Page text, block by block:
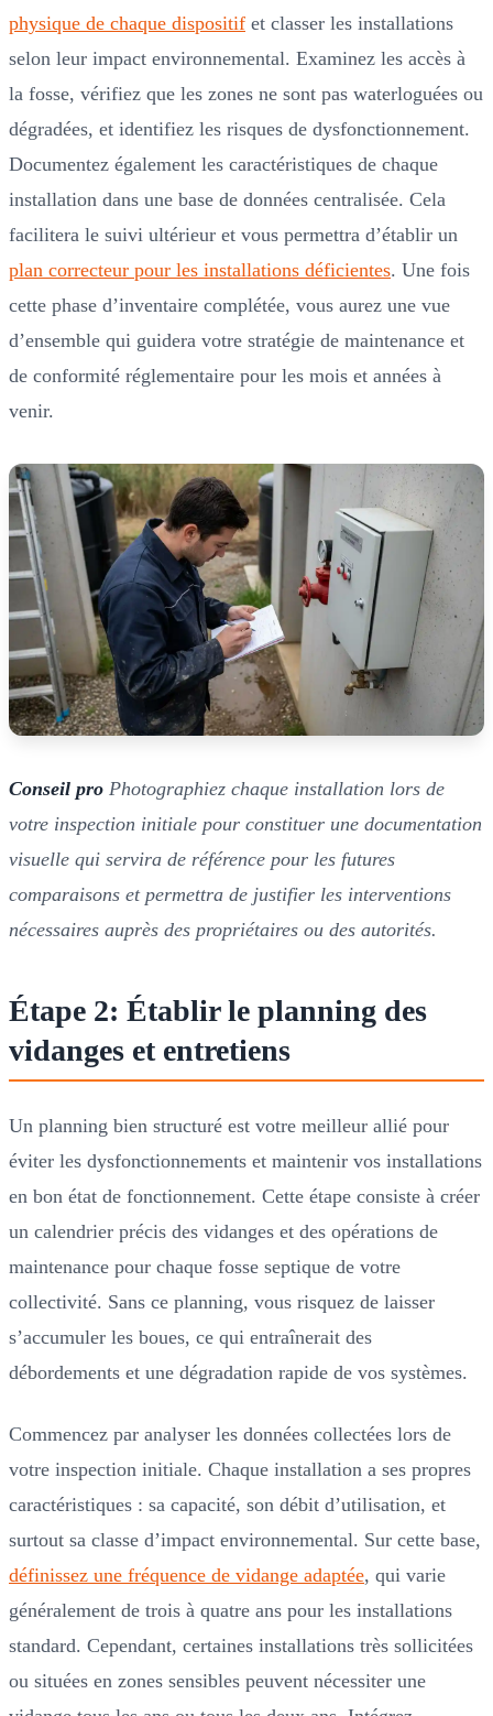
physique de chaque dispositif et classer les installations
selon leur impact environnemental. Examinez les accès à
la fosse, vérifiez que les zones ne sont pas waterloguées ou
dégradées, et identifiez les risques de dysfonctionnement.
Documentez également les caractéristiques de chaque
installation dans une base de données centralisée. Cela
facilitera le suivi ultérieur et vous permettra d’établir un
plan correcteur pour les installations déficientes. Une fois
cette phase d’inventaire complétée, vous aurez une vue
d’ensemble qui guidera votre stratégie de maintenance et
de conformité réglementaire pour les mois et années à
venir.
Conseil pro Photographiez chaque installation lors de
votre inspection initiale pour constituer une documentation
visuelle qui servira de référence pour les futures
comparaisons et permettra de justifier les interventions
nécessaires auprès des propriétaires ou des autorités.
Étape 2: Établir le planning des
vidanges et entretiens
Un planning bien structuré est votre meilleur allié pour
éviter les dysfonctionnements et maintenir vos installations
en bon état de fonctionnement. Cette étape consiste à créer
un calendrier précis des vidanges et des opérations de
maintenance pour chaque fosse septique de votre
collectivité. Sans ce planning, vous risquez de laisser
s’accumuler les boues, ce qui entraînerait des
débordements et une dégradation rapide de vos systèmes.
Commencez par analyser les données collectées lors de
votre inspection initiale. Chaque installation a ses propres
caractéristiques : sa capacité, son débit d’utilisation, et
surtout sa classe d’impact environnemental. Sur cette base,
définissez une fréquence de vidange adaptée, qui varie
généralement de trois à quatre ans pour les installations
standard. Cependant, certaines installations très sollicitées
ou situées en zones sensibles peuvent nécessiter une